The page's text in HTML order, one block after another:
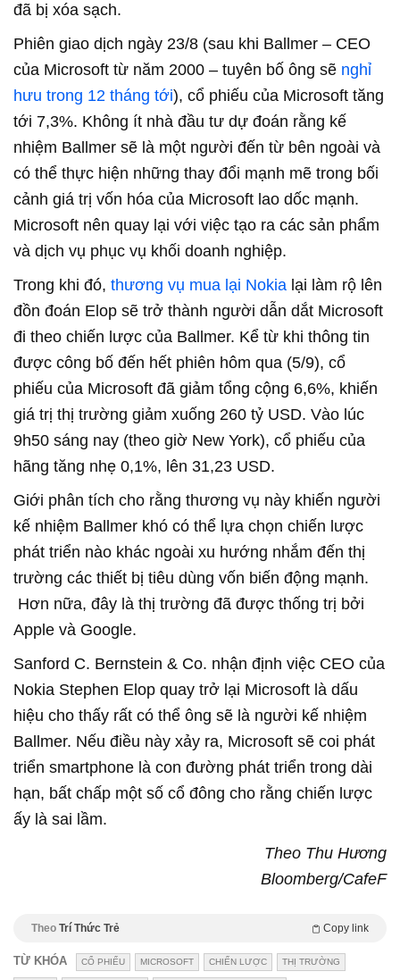
đã bị xóa sạch.
Phiên giao dịch ngày 23/8 (sau khi Ballmer – CEO
của Microsoft từ năm 2000 – tuyên bố ông sẽ nghỉ
hưu trong 12 tháng tới), cổ phiếu của Microsoft tăng
tới 7,3%. Không ít nhà đầu tư dự đoán rằng kế
nhiệm Ballmer sẽ là một người đến từ bên ngoài và
có thể thực hiện những thay đổi mạnh mẽ trong bối
cảnh giá trị vốn hóa của Microsoft lao dốc mạnh.
Microsoft nên quay lại với việc tạo ra các sản phẩm
và dịch vụ phục vụ khối doanh nghiệp.
Trong khi đó, thương vụ mua lại Nokia lại làm rộ lên
đồn đoán Elop sẽ trở thành người dẫn dắt Microsoft
đi theo chiến lược của Ballmer. Kể từ khi thông tin
được công bố đến hết phiên hôm qua (5/9), cổ
phiếu của Microsoft đã giảm tổng cộng 6,6%, khiến
giá trị thị trường giảm xuống 260 tỷ USD. Vào lúc
9h50 sáng nay (theo giờ New York), cổ phiếu của
hãng tăng nhẹ 0,1%, lên 31,23 USD.
Giới phân tích cho rằng thương vụ này khiến người
kế nhiệm Ballmer khó có thể lựa chọn chiến lược
phát triển nào khác ngoài xu hướng nhắm đến thị
trường các thiết bị tiêu dùng vốn biến động mạnh.
Hơn nữa, đây là thị trường đã được thống trị bởi
Apple và Google.
Sanford C. Bernstein & Co. nhận định việc CEO của
Nokia Stephen Elop quay trở lại Microsoft là dấu
hiệu cho thấy rất có thể ông sẽ là người kế nhiệm
Ballmer. Nếu điều này xảy ra, Microsoft sẽ coi phát
triển smartphone là con đường phát triển trong dài
hạn, bất chấp một số cổ đông cho rằng chiến lược
ấy là sai lầm.
Theo Thu Hương
Bloomberg/CafeF
Theo Trí Thức Trẻ Copy link
TỪ KHÓA CỔ PHIẾU MICROSOFT CHIẾN LƯỢC THỊ TRƯỜNG